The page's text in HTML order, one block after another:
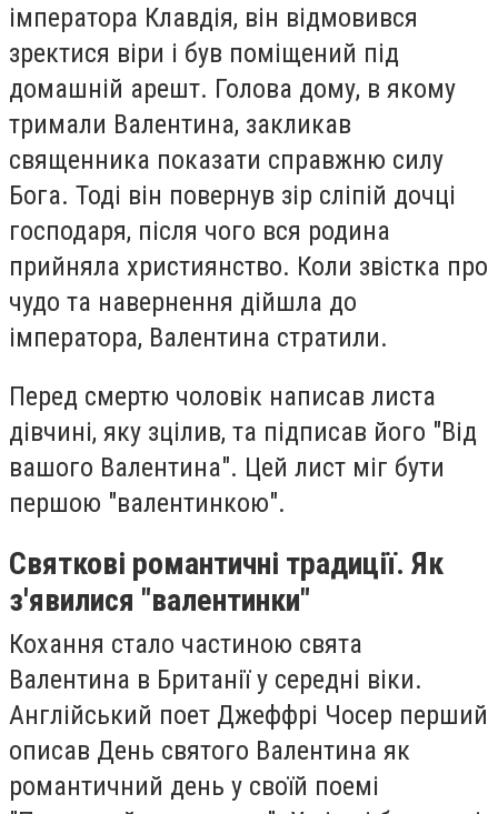
імператора Клавдія, він відмовився
зректися віри і був поміщений під
домашній арешт. Голова дому, в якому
тримали Валентина, закликав
священника показати справжню силу
Бога. Тоді він повернув зір сліпій дочці
господаря, після чого вся родина
прийняла християнство. Коли звістка про
чудо та навернення дійшла до
імператора, Валентина стратили.
Перед смертю чоловік написав листа
дівчині, яку зцілив, та підписав його "Від
вашого Валентина". Цей лист міг бути
першою "валентинкою".
Святкові романтичні традиції. Як
з'явилися "валентинки"
Кохання стало частиною свята
Валентина в Британії у середні віки.
Англійський поет Джеффрі Чосер перший
описав День святого Валентина як
романтичний день у своїй поемі